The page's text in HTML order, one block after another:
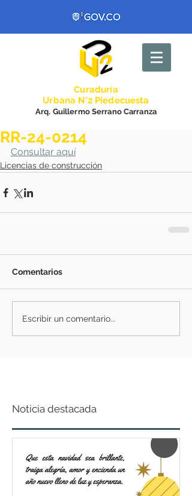
Curaduría
Urbana N°2 Piedecuesta
Arq. Guillermo Serrano Carranza
RR-24-0214
Consultar aquí
Licencias de construcción
Comentarios
Escribir un comentario...
Noticia destacada